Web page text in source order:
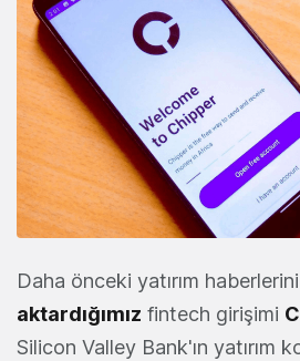
Daha önceki yatırım haberlerini
aktardığımız fintech girişimi
Silicon Valley Bank'ın yatırım